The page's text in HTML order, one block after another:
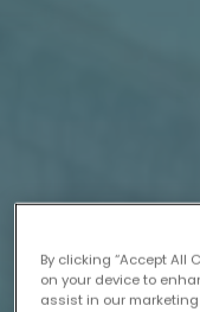
By clicking “Accept All
on your device to
assist in our